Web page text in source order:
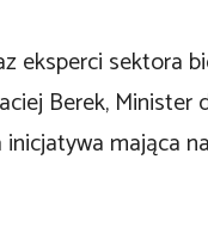
eksperci sektora
Berek, Minister
mająca